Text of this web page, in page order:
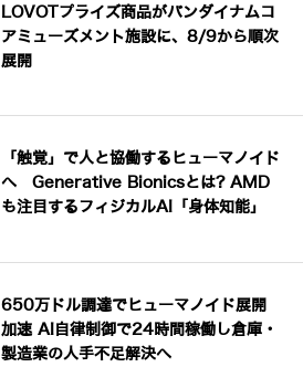
LOVOTプライズ商品がバンダイナムコ
アミューズメント施設に、8/9から順次
展開
「触覚」で人と協働するヒューマノイド
へ Generative Bionicsとは? AMD
も注目するフィジカルAI「身体知能」
650万ドル調達でヒューマノイド展開
加速 AI自律制御で24時間稼働し倉庫・
製造業の人手不足解決へ